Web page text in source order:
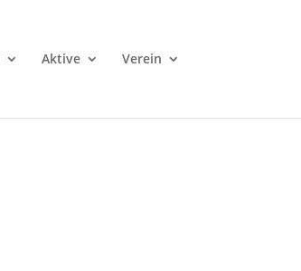
Aktive Verein